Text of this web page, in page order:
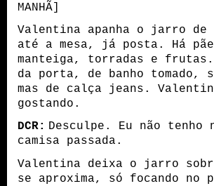
MANHÃ]
Valentina apanha o jarro
até a mesa, já posta. Há
manteiga, torradas e frutas.
da porta, de banho tomado,
mas de calça jeans.
gostando.
DCR: Desculpe. Eu não tenho
camisa passada.
Valentina deixa o jarro
se aproxima, só focando no